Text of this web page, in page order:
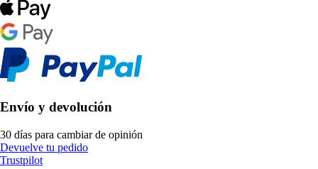
Envío y devolución
30 días para cambiar de opinión
Devuelve tu pedido
Trustpilot